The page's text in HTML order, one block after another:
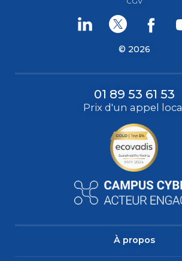
Facebook Youtube
© 2026
01 89 53 61 53
Prix d'un appel local
À propos